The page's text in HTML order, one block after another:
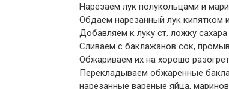
Нарезаем лук полукольцами и
Обдаем нарезанный лук кипятком
Добавляем к луку ст. ложку
Сливаем с баклажанов сок,
Обжариваем их на хорошо
Перекладываем обжаренные
нарезанные вареные яйца,